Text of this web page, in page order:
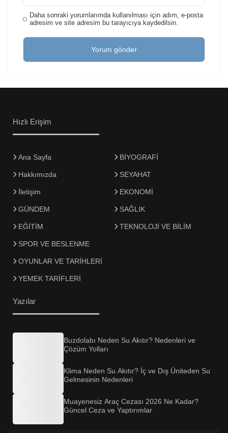
Daha sonraki yorumlarımda kullanılması için adım, e-posta
adresim ve site adresim bu tarayıcıya kaydedilsin.
Hızlı Erişim
Ana Sayfa
Hakkımızda
İletişim
GÜNDEM
EĞİTİM
BİYOGRAFİ
SEYAHAT
EKONOMİ
SAĞLIK
TEKNOLOJİ VE BİLİM
SPOR VE BESLENME
OYUNLAR VE TARİHLERİ
YEMEK TARİFLERİ
Yazılar
Buzdolabı Neden Su Akıtır? Nedenleri ve
Çözüm Yolları
Klima Neden Su Akıtır? İç ve Dış Üniteden Su
Gelmesinin Nedenleri
Muayenesiz Araç Cezası 2026 Ne Kadar?
Güncel Ceza ve Yaptırımlar